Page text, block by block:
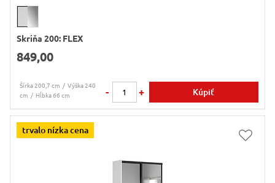
Skriňa 200: FLEX
849,00
Šírka 200,7 cm
Výška 240
cm
Hĺbka 66 cm - + Kúpiť
trvalo nízka cena